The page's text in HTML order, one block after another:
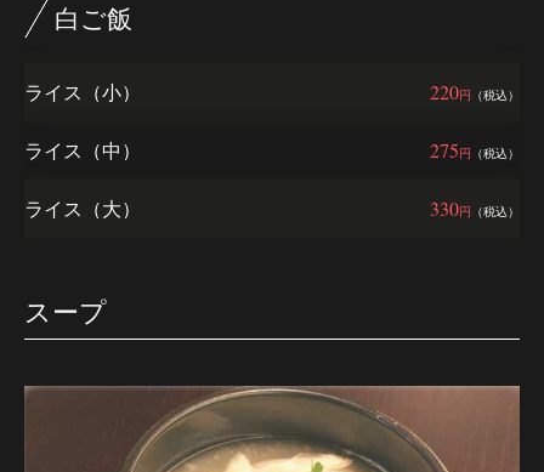
白ご飯
220円 （税込）
ライス（小）
275円 （税込）
ライス（中）
330円 （税込）
ライス（大）
スープ